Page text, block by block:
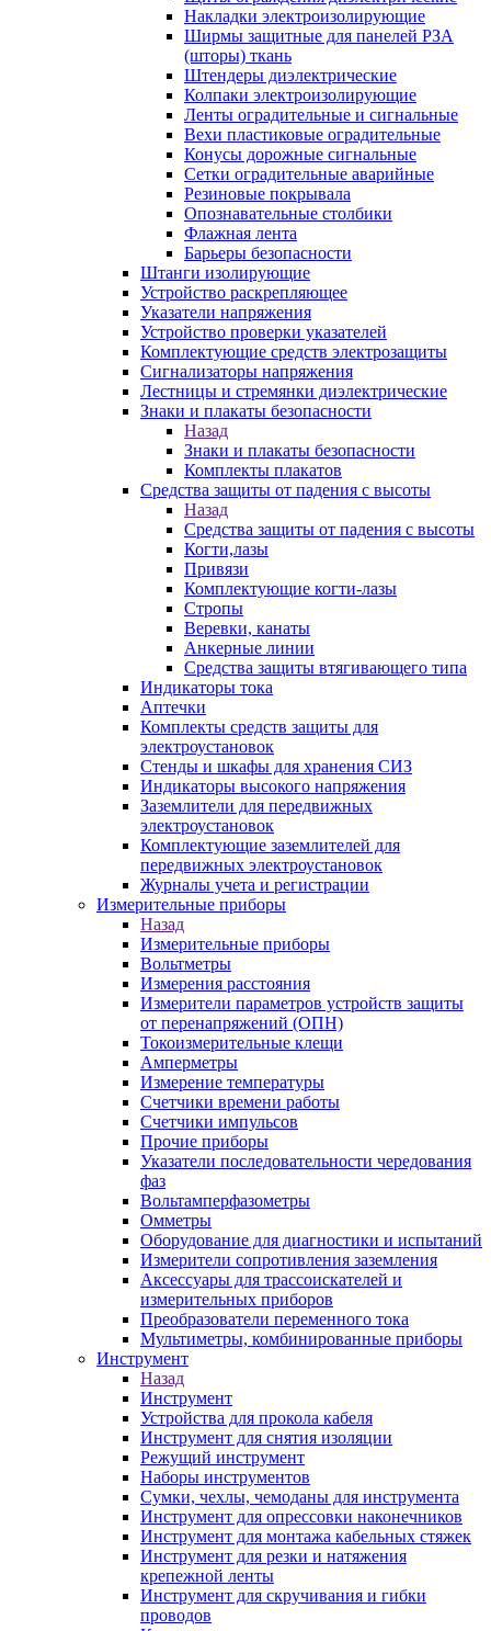
Накладки электроизолирующие
Ширмы защитные для панелей РЗА
(шторы) ткань
Штендеры диэлектрические
Колпаки электроизолирующие
Ленты оградительные и сигнальные
Вехи пластиковые оградительные
Конусы дорожные сигнальные
Сетки оградительные аварийные
Резиновые покрывала
Опознавательные столбики
Флажная лента
Барьеры безопасности
Штанги изолирующие
Устройство раскрепляющее
Указатели напряжения
Устройство проверки указателей
Комплектующие средств электрозащиты
Сигнализаторы напряжения
Лестницы и стремянки диэлектрические
Знаки и плакаты безопасности
Назад
Знаки и плакаты безопасности
Комплекты плакатов
Средства защиты от падения с высоты
Назад
Средства защиты от падения с высоты
Когти,лазы
Привязи
Комплектующие когти-лазы
Стропы
Веревки, канаты
Анкерные линии
Средства защиты втягивающего типа
Индикаторы тока
Аптечки
Комплекты средств защиты для
электроустановок
Стенды и шкафы для хранения СИЗ
Индикаторы высокого напряжения
Заземлители для передвижных
электроустановок
Комплектующие заземлителей для
передвижных электроустановок
Журналы учета и регистрации
Измерительные приборы
Назад
Измерительные приборы
Вольтметры
Измерения расстояния
Измерители параметров устройств защиты
от перенапряжений (ОПН)
Токоизмерительные клещи
Амперметры
Измерение температуры
Счетчики времени работы
Счетчики импульсов
Прочие приборы
Указатели последовательности чередования
фаз
Вольтамперфазометры
Омметры
Оборудование для диагностики и испытаний
Измерители сопротивления заземления
Аксессуары для трассоискателей и
измерительных приборов
Преобразователи переменного тока
Мультиметры, комбинированные приборы
Инструмент
Назад
Инструмент
Устройства для прокола кабеля
Инструмент для снятия изоляции
Режущий инструмент
Наборы инструментов
Сумки, чехлы, чемоданы для инструмента
Инструмент для опрессовки наконечников
Инструмент для монтажа кабельных стяжек
Инструмент для резки и натяжения
крепежной ленты
Инструмент для скручивания и гибки
проводов